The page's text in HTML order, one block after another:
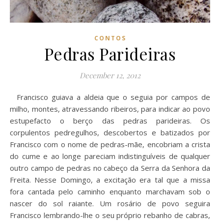
CONTOS
Pedras Parideiras
December 12, 2012
Francisco guiava a aldeia que o seguia por campos de
milho, montes, atravessando ribeiros, para indicar ao povo
estupefacto o berço das pedras parideiras. Os
corpulentos pedregulhos, descobertos e batizados por
Francisco com o nome de pedras-mãe, encobriam a crista
do cume e ao longe pareciam indistinguíveis de qualquer
outro campo de pedras no cabeço da Serra da Senhora da
Freita. Nesse Domingo, a excitação era tal que a missa
fora cantada pelo caminho enquanto marchavam sob o
nascer do sol raiante. Um rosário de povo seguira
Francisco lembrando-lhe o seu próprio rebanho de cabras,